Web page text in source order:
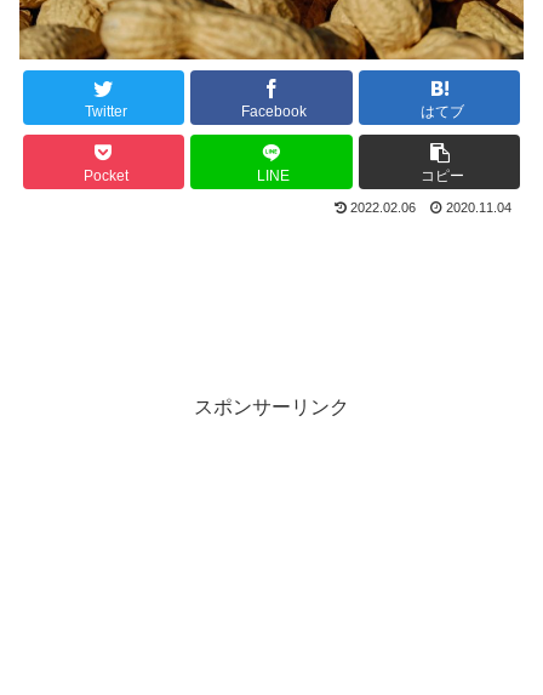
Twitter Facebook はてブ
Pocket LINE コピー
2022.02.06 2020.11.04
スポンサーリンク